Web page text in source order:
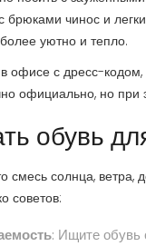
брюками чинос и
уютно и тепло.
офисе с дресс-
официально, но
обувь
смесь солнца, ветра,
советов:
: Ищите обувь